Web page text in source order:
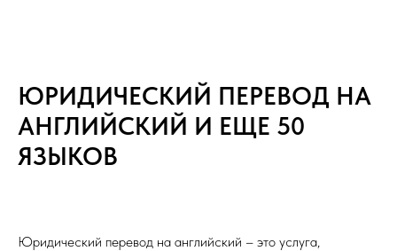
ЮРИДИЧЕСКИЙ ПЕРЕВОД НА
АНГЛИЙСКИЙ И ЕЩЕ 50
ЯЗЫКОВ
Юридический перевод на английский – это услуга,